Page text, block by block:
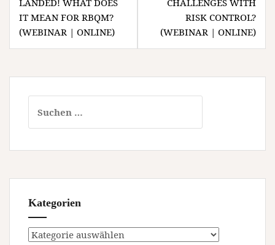
LANDED! WHAT DOES
IT MEAN FOR RBQM?
(WEBINAR | ONLINE)
CHALLENGES WITH
RISK CONTROL?
(WEBINAR | ONLINE)
nach:
Kategorien
Kategorien